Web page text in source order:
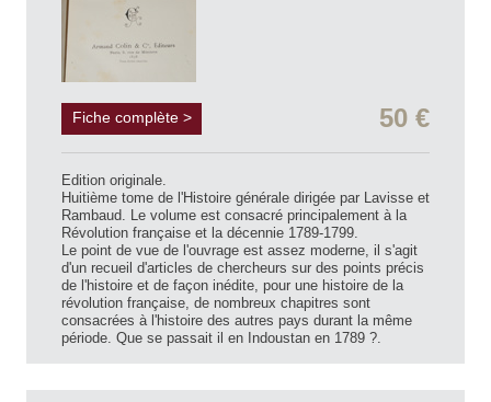
Fiche complète > 50 €
Edition originale.
Huitième tome de l'Histoire générale dirigée par Lavisse et
Rambaud. Le volume est consacré principalement à la
Révolution française et la décennie 1789-1799.
Le point de vue de l'ouvrage est assez moderne, il s'agit
d'un recueil d'articles de chercheurs sur des points précis
de l'histoire et de façon inédite, pour une histoire de la
révolution française, de nombreux chapitres sont
consacrées à l'histoire des autres pays durant la même
période. Que se passait il en Indoustan en 1789 ?.